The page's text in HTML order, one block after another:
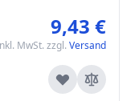
9,43 €
MwSt. zzgl. Versand